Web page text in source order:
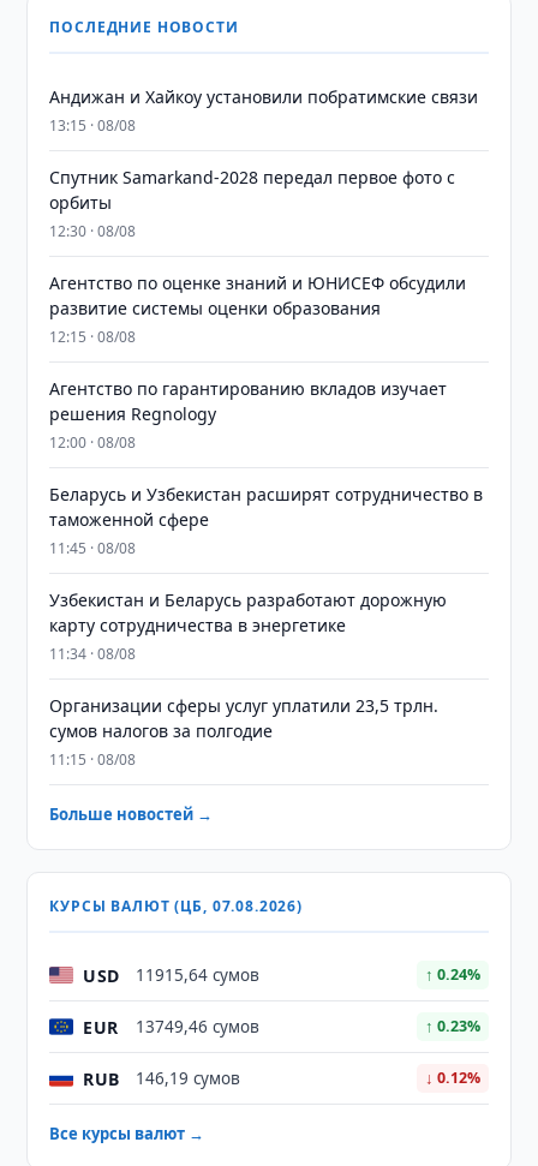
ПОСЛЕДНИЕ НОВОСТИ
Андижан и Хайкоу установили побратимские связи
13:15 · 08/08
Спутник Samarkand-2028 передал первое фото с
орбиты
12:30 · 08/08
Агентство по оценке знаний и ЮНИСЕФ обсудили
развитие системы оценки образования
12:15 · 08/08
Агентство по гарантированию вкладов изучает
решения Regnology
12:00 · 08/08
Беларусь и Узбекистан расширят сотрудничество в
таможенной сфере
11:45 · 08/08
Узбекистан и Беларусь разработают дорожную
карту сотрудничества в энергетике
11:34 · 08/08
Организации сферы услуг уплатили 23,5 трлн.
сумов налогов за полгодие
11:15 · 08/08
Больше новостей →
КУРСЫ ВАЛЮТ (ЦБ, 07.08.2026)
USD 11915,64 сумов ↑ 0.24%
EUR 13749,46 сумов ↑ 0.23%
RUB 146,19 сумов ↓ 0.12%
Все курсы валют →